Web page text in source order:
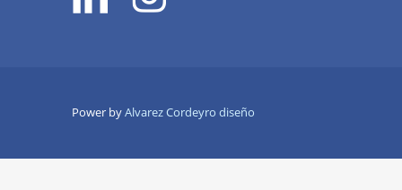
Power byAlvarez Cordeyro diseño